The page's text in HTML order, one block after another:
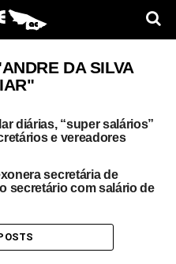
DA SILVA
diárias, “super salários”
e vereadores
secretária de
secretário com salário de